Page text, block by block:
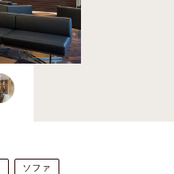
ソファ